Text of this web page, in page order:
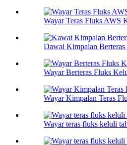
Wayar Teras Fluks AWS
Dawai Kimpalan
Wayar Berteras Fluks
Wayar Kimpalan Teras
Wayar teras fluks keluli